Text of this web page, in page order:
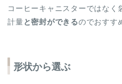
コーヒーキャニスターではなく
計量と密封ができるのでおすす
形状から選ぶ